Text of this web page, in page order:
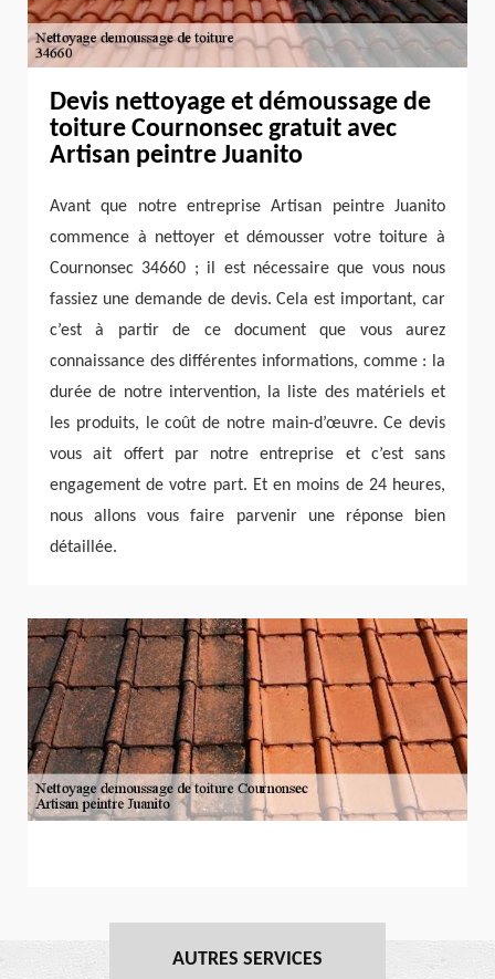
Devis nettoyage et démoussage de
toiture Cournonsec gratuit avec
Artisan peintre Juanito
Avant que notre entreprise Artisan peintre Juanito
commence à nettoyer et démousser votre toiture à
Cournonsec 34660 ; il est nécessaire que vous nous
fassiez une demande de devis. Cela est important, car
c’est à partir de ce document que vous aurez
connaissance des différentes informations, comme : la
durée de notre intervention, la liste des matériels et
les produits, le coût de notre main-d’œuvre. Ce devis
vous ait offert par notre entreprise et c’est sans
engagement de votre part. Et en moins de 24 heures,
nous allons vous faire parvenir une réponse bien
détaillée.
AUTRES SERVICES